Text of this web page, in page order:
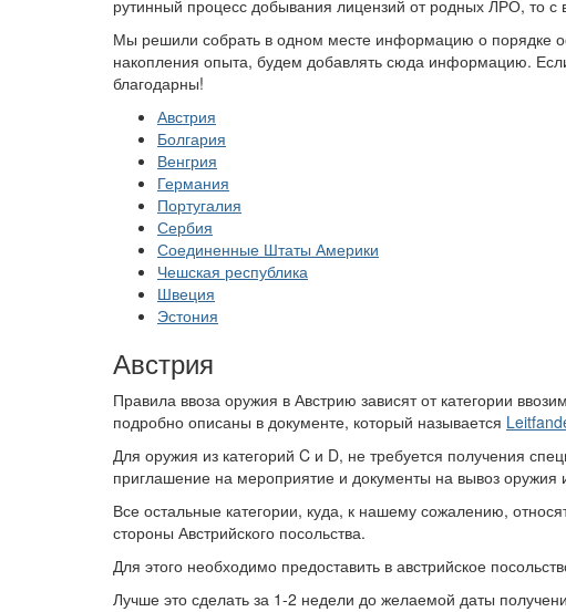
рутинный процесс добывания лицензий от родных ЛРО, то
Мы решили собрать в одном месте информацию о порядке
накопления опыта, будем добавлять сюда информацию.
благодарны!
Австрия
Болгария
Венгрия
Германия
Португалия
Сербия
Соединенные Штаты Америки
Чешская республика
Швеция
Эстония
Австрия
Правила ввоза оружия в Австрию зависят от категории
подробно описаны в документе, который называется
Для оружия из категорий C и D, не требуется получения
приглашение на мероприятие и документы на вывоз оружия
Все остальные категории, куда, к нашему сожалению,
стороны Австрийского посольства.
Для этого необходимо предоставить в австрийское
Лучше это сделать за 1-2 недели до желаемой даты